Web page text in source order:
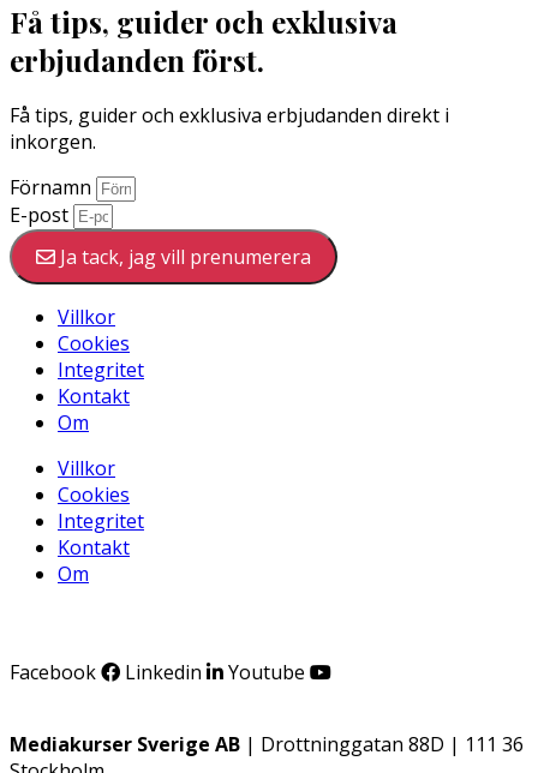
Få tips, guider och exklusiva
erbjudanden först.
Få tips, guider och exklusiva erbjudanden direkt i
inkorgen.
Förnamn
E-post
Ja tack, jag vill prenumerera
Villkor
Cookies
Integritet
Kontakt
Om
Villkor
Cookies
Integritet
Kontakt
Om
Facebook Linkedin Youtube
Mediakurser Sverige AB | Drottninggatan 88D | 111 36